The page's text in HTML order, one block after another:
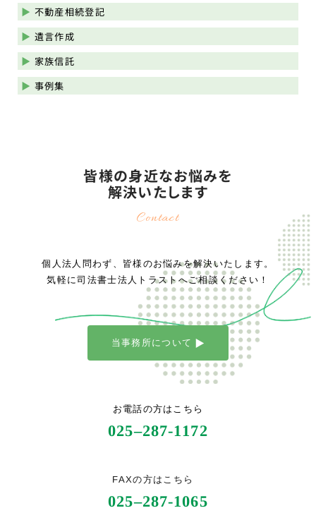
不動産相続登記
遺言作成
家族信託
事例集
皆様の身近なお悩みを
解決いたします
Contact
個人法人問わず、皆様のお悩みを解決いたします。
気軽に司法書士法人トラストへご相談ください！
当事務所について
お電話の方はこちら
025–287-1172
FAXの方はこちら
025–287-1065